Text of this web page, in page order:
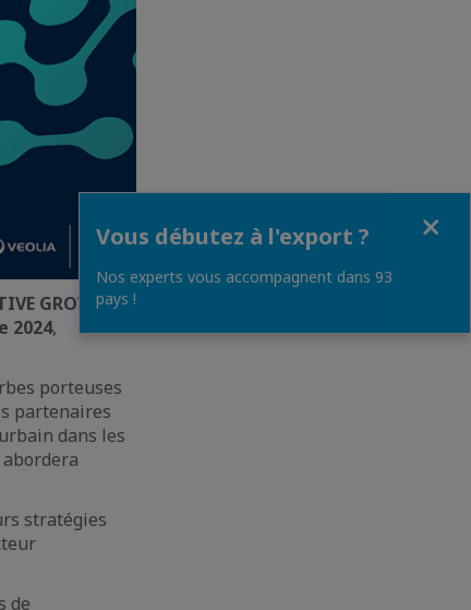
GROWTH:
2024,
porteuses
partenaires
dans les
abordera
stratégies
de
Vous débutez à l'export ?
Nos experts vous accompagnent dans 93
pays !